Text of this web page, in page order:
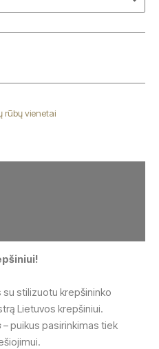
rūbų vienetai
stilizuotu krepšininko
Lietuvos krepšiniui.
– puikus pasirinkimas tiek